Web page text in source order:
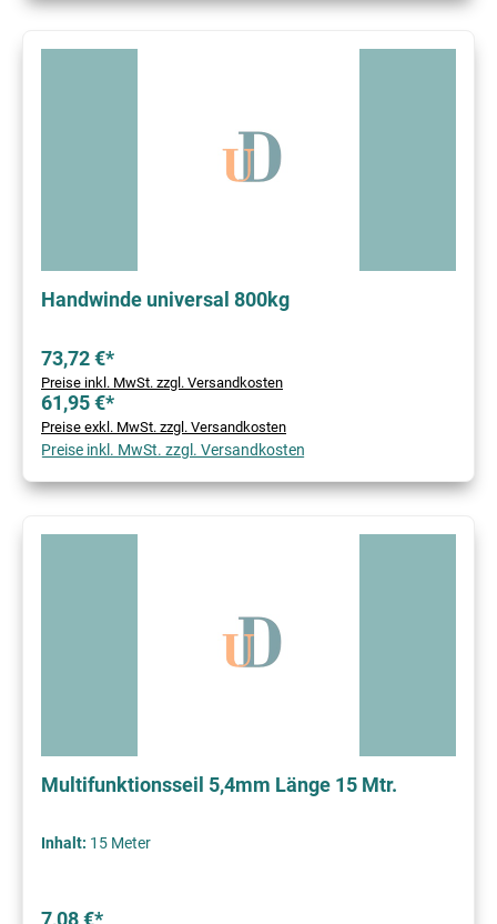
Handwinde universal 800kg
73,72 €*
Preise inkl. MwSt. zzgl. Versandkosten
61,95 €*
Preise exkl. MwSt. zzgl. Versandkosten
Preise inkl. MwSt. zzgl. Versandkosten
Multifunktionsseil 5,4mm Länge 15 Mtr.
Inhalt: 15 Meter
7,08 €*